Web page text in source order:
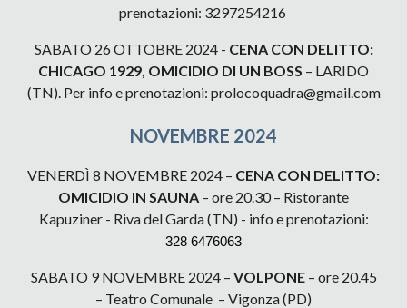
prenotazioni: 3297254216
SABATO 26 OTTOBRE 2024 - CENA CON DELITTO:
CHICAGO 1929, OMICIDIO DI UN BOSS – LARIDO
(TN). Per info e prenotazioni: prolocoquadra@gmail.com
NOVEMBRE 2024
VENERDÌ 8 NOVEMBRE 2024 – CENA CON DELITTO:
OMICIDIO IN SAUNA – ore 20.30 – Ristorante
Kapuziner - Riva del Garda (TN) - info e prenotazioni:
328 6476063
SABATO 9 NOVEMBRE 2024 – VOLPONE– ore 20.45
– Teatro Comunale – Vigonza (PD)